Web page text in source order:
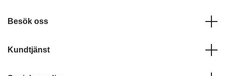
Besök oss
Kundtjänst